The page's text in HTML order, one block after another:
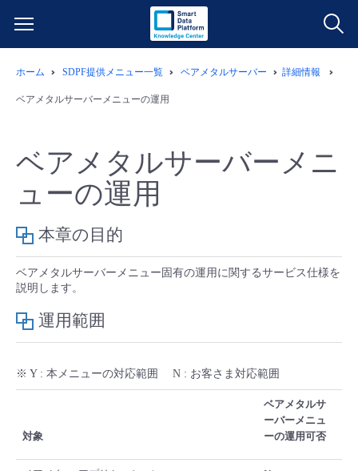
サービス一覧
クラウド/サーバー
データ利活用
料金情報
■ セットアップガイド
ユースケース
- IoT
故障/メンテナンス情報
パートナー
トレーニング/操作動画
ホーム SDPF提供メニュー一覧 ベアメタルサーバー 詳細情報
ベアメタルサーバーメニューの運用
ベアメタルサーバーメニ
ューの運用
本章の目的
ベアメタルサーバーメニュー固有の運用に関するサービス仕様を
説明します。
運用範囲
※ Y : 本メニューの対応範囲 N : お客さま対応範囲
対象
ベアメタルサ
ーバーメニュ
ーの運用可否